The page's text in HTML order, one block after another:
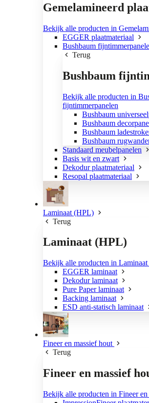
Gemelamineerd
Bekijk alle producten in
EGGER plaatmateriaal
Bushbaum
Terug
Bushbaum
Bekijk alle producten in
fijntimmerpanelen
Bushbaum
Bushbaum
Bushbaum
Bushbaum
Standaard meubelpanelen
Basis wit en zwart
Dekodur plaatmateriaal
Resopal plaatmateriaal
Laminaat (HPL)
Terug
Laminaat (HPL)
Bekijk alle producten in
EGGER laminaat
Dekodur laminaat
Pure Paper laminaat
Backing laminaat
ESD anti-statisch laminaat
Fineer en massief hout
Terug
Fineer en massief
Bekijk alle producten in Fineer en